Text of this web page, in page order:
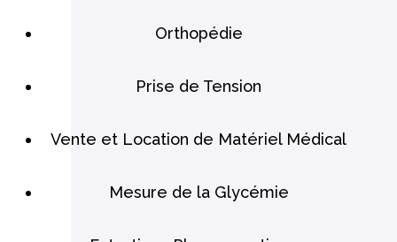
Orthopédie
Prise de Tension
Vente et Location de Matériel Médical
Mesure de la Glycémie